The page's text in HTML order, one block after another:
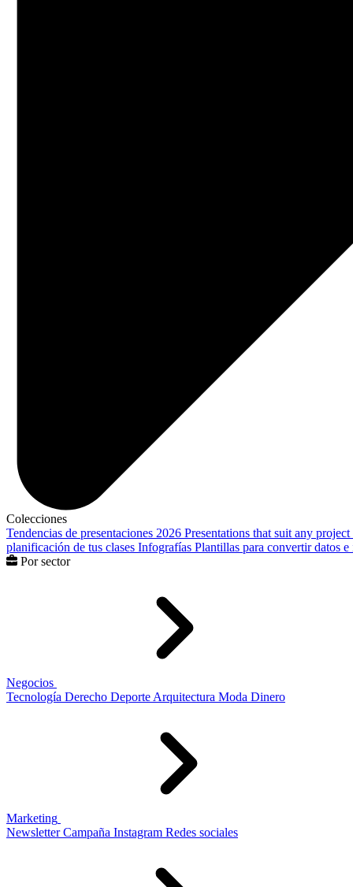
Colecciones
Tendencias de presentaciones 2026 Presentations that suit any project
planificación de tus clases Infografías Plantillas para convertir datos
Por sector
Negocios
Tecnología Derecho Deporte Arquitectura Moda Dinero
Marketing
Newsletter Campaña Instagram Redes sociales